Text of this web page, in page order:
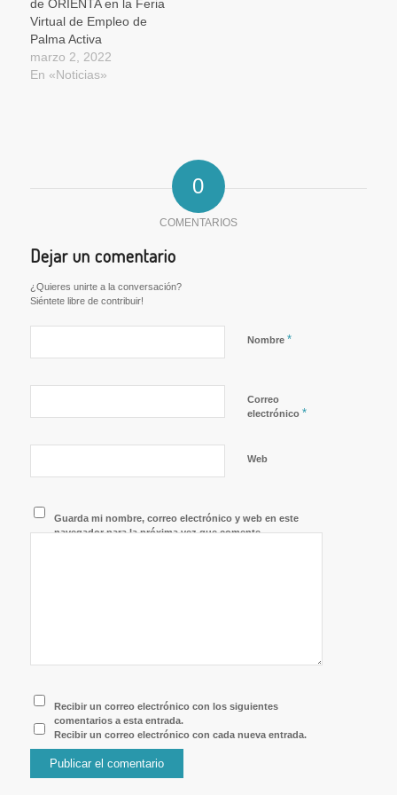
de ORIENTA en la Feria
Virtual de Empleo de
Palma Activa
marzo 2, 2022
En «Noticias»
0
COMENTARIOS
Dejar un comentario
¿Quieres unirte a la conversación?
Siéntete libre de contribuir!
Nombre *
Correo
electrónico *
Web
Guarda mi nombre, correo electrónico y web en este
navegador para la próxima vez que comente.
Recibir un correo electrónico con los siguientes
comentarios a esta entrada.
Recibir un correo electrónico con cada nueva entrada.